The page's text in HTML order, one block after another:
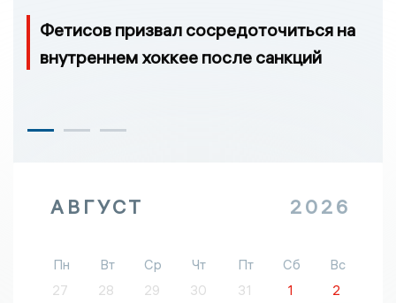
Фетисов призвал сосредоточиться на
внутреннем хоккее после санкций
АВГУСТ 2026
Пн Вт Ср Чт Пт Сб
Вс
27
28 29 30 31 1
2